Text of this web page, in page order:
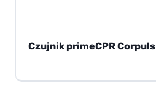
Czujnik primeCPR Corpuls